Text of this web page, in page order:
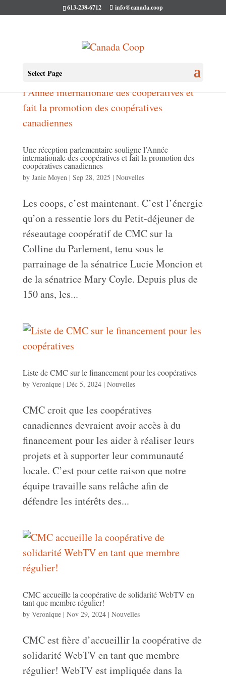
613-238-6712 info@canada.coop
Select Page
Une réception parlementaire souligne l’Année
internationale des coopératives et fait la promotion des
coopératives canadiennes
by Janie Moyen| Sep 28, 2025 | Nouvelles
Les coops, c’est maintenant. C’est l’énergie
qu’on a ressentie lors du Petit-déjeuner de
réseautage coopératif de CMC sur la
Colline du Parlement, tenu sous le
parrainage de la sénatrice Lucie Moncion et
de la sénatrice Mary Coyle. Depuis plus de
150 ans, les...
Liste de CMC sur le financement pour les coopératives
by Veronique| Déc 5, 2024| Nouvelles
CMC croit que les coopératives
canadiennes devraient avoir accès à du
financement pour les aider à réaliser leurs
projets et à supporter leur communauté
locale. C’est pour cette raison que notre
équipe travaille sans relâche afin de
défendre les intérêts des...
CMC accueille la coopérative de solidarité WebTV en
tant que membre régulier!
by Veronique| Nov 29, 2024| Nouvelles
CMC est fière d’accueillir la coopérative de
solidarité WebTV en tant que membre
régulier! WebTV est impliquée dans la